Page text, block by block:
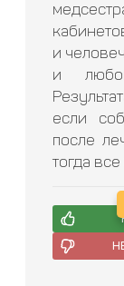
и
и
если
после
тогда